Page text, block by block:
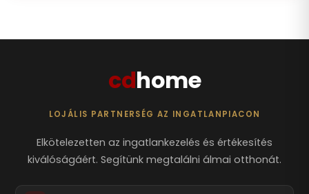
cdhome
LOJÁLIS PARTNERSÉG AZ INGATLANPIACON
Elkötelezetten az ingatlankezelés és értékesítés
kiválóságáért. Segítünk megtalálni álmai otthonát.